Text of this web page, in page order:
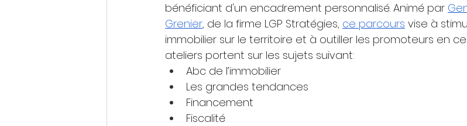
bénéficiant d'un encadrement personnalisé. Animé par
Grenier, de la firme LGP Stratégies, ce parcours vise à
immobilier sur le territoire et à outiller les promoteurs en
ateliers portent sur les sujets suivant:
Abc de l’immobilier
Les grandes tendances
Financement
Fiscalité